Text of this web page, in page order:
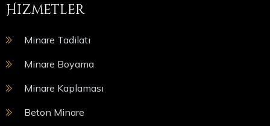
Hizmetler
Minare Tadilatı
Minare Boyama
Minare Kaplaması
Beton Minare